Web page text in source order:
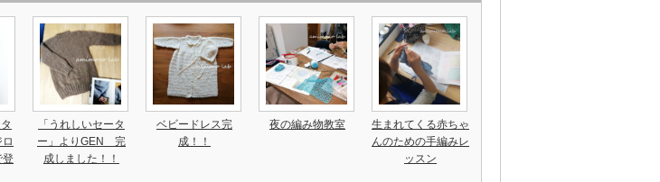
登
「うれしいセータ
ー」よりGEN 完
成しました！！
ベビードレス完
成！！
夜の編み物教室
生まれてくる赤ちゃ
んのための手編みレ
ッスン